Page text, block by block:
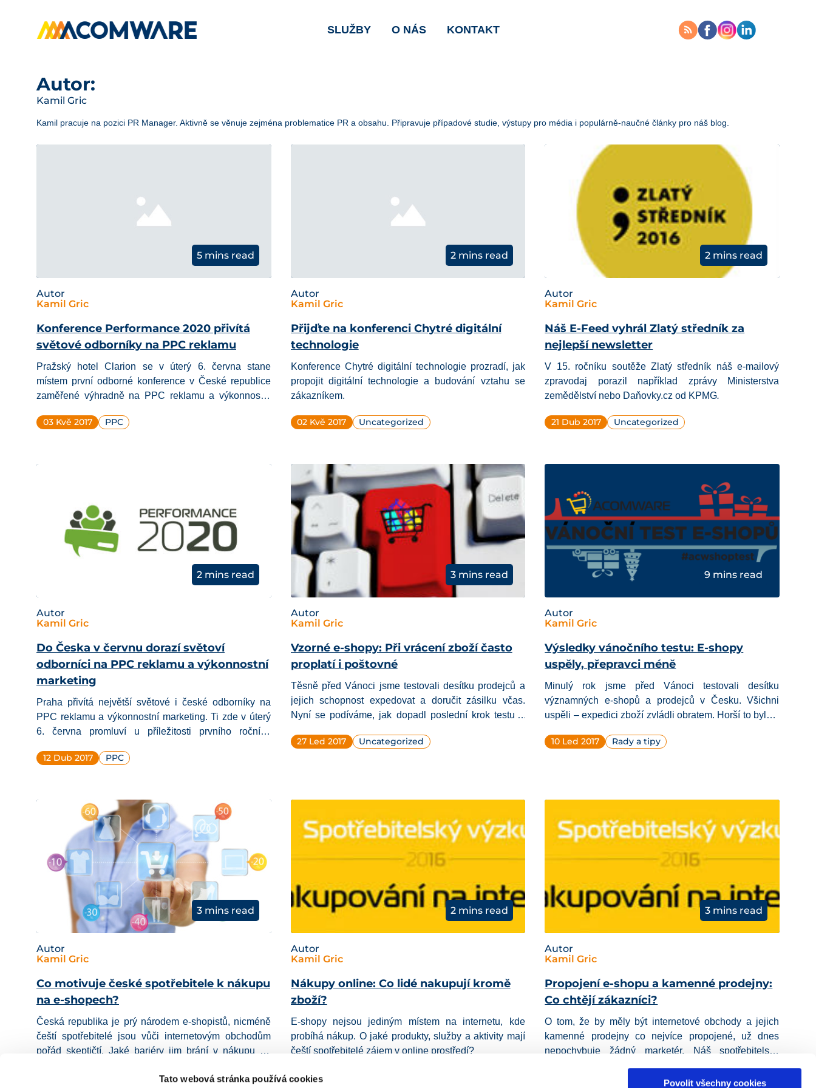
Tato webová stránka používá cookies Povolit všechny cookies
SLUŽBY O NÁS KONTAKT
Autor:
Kamil Gric
Kamil pracuje na pozici PR Manager. Aktivně se věnuje zejména problematice PR a obsahu. Připravuje případové studie, výstupy pro média i populárně-naučné články pro náš blog.
5 mins read
Autor
Kamil Gric
Konference Performance 2020 přivítá
světové odborníky na PPC reklamu
Pražský hotel Clarion se v úterý 6. června stane
místem první odborné konference v České republice
zaměřené výhradně na PPC reklamu a výkonnostní
ACOMWARE nabídne
03 Kvě 2017 PPC
2 mins read
Autor
Kamil Gric
Přijďte na konferenci Chytré digitální
technologie
Konference Chytré digitální technologieprozradí, jak
propojit digitální technologie a budování vztahu se
zákazníkem.
02 Kvě 2017 Uncategorized
2 mins read
Autor
Kamil Gric
Náš E-Feed vyhrál Zlatý středník za
nejlepší newsletter
V 15. ročníku soutěžeZlatý středník náš e-mailový
zpravodaj porazil například zprávy Ministerstva
zemědělství nebo Daňovky.cz od KPMG.
21 Dub 2017 Uncategorized
2 mins read
Autor
Kamil Gric
Do Česka v červnu dorazí světoví
odborníci na PPC reklamu a výkonnostní
marketing
Praha přivítá největší světové i české odborníky na
PPC reklamu a výkonnostní marketing. Ti zde v úterý
6. června promluví u příležitosti prvního ročníku
kapacitu až 500 návštěvníků.
12 Dub 2017 PPC
3 mins read
Autor
Kamil Gric
Vzorné e-shopy: Při vrácení zboží často
proplatí i poštovné
Těsně před Vánoci jsme testovali desítku prodejců a
jejich schopnost expedovata doručit zásilku včas.
Nyní se podíváme, jak dopadl poslední krok testu –
27 Led 2017 Uncategorized
9 mins read
Autor
Kamil Gric
Výsledky vánočního testu: E-shopy
uspěly, přepravci méně
Minulý rok jsme před Vánoci testovali desítku
významných e-shopů a prodejců v Česku.Všichni
uspěli – expedici zboží zvládli obratem. Horší to bylo s
10 Led 2017 Rady a tipy
3 mins read
Autor
Kamil Gric
Co motivuje české spotřebitele k nákupu
na e-shopech?
Česká republika je prý národem e-shopistů, nicméně
čeští spotřebitelé jsou vůči internetovým obchodům
pořád skeptičtí. Jaké bariéry jim brání v nákupu na
Jaké aspekty naopak Čechy motivují ke koupi?
Uncategorized
2 mins read
Autor
Kamil Gric
Nákupy online: Co lidé nakupují kromě
zboží?
E-shopy nejsou jediným místem na internetu, kde
probíhá nákup. O jaké produkty, služby a aktivity mají
čeští spotřebitelé zájemv online prostředí?
06 Pro 2016
3 mins read
Autor
Kamil Gric
Propojení e-shopu a kamenné prodejny:
Co chtějí zákazníci?
O tom, že by měly být internetové obchody a jejich
kamenné prodejny co nejvíce propojené, už dnes
nepochybuje žádný marketér. Nášspotřebitelský
Uncategorized